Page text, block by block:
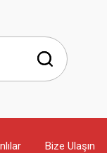
Bize Ulaşın